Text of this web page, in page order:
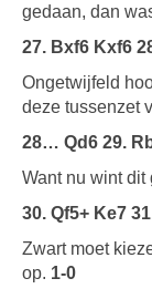
gedaan, dan
27. Bxf6 Kxf6
Ongetwijfeld
deze tussenzet
28… Qd6 29.
Want nu wint dit
30. Qf5+ Ke7
Zwart moet
op. 1-0